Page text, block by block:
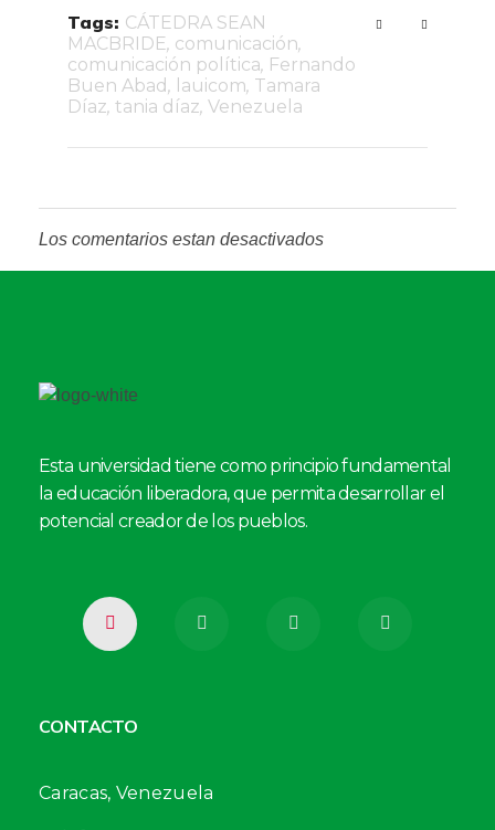
Tags: CÁTEDRA SEAN
MACBRIDE, comunicación,
comunicación política, Fernando
Buen Abad, lauicom, Tamara
Díaz,tania díaz,Venezuela
Los comentarios estan desactivados
Esta universidad tiene como principio fundamental
la educación liberadora, que permita desarrollar el
potencial creador de los pueblos.
CONTACTO
Caracas, Venezuela